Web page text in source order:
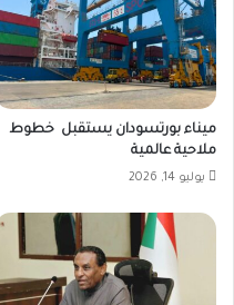
ميناء بورتسودان يستقبل خطوط
ملاحية عالمية
يوليو 14, 2026